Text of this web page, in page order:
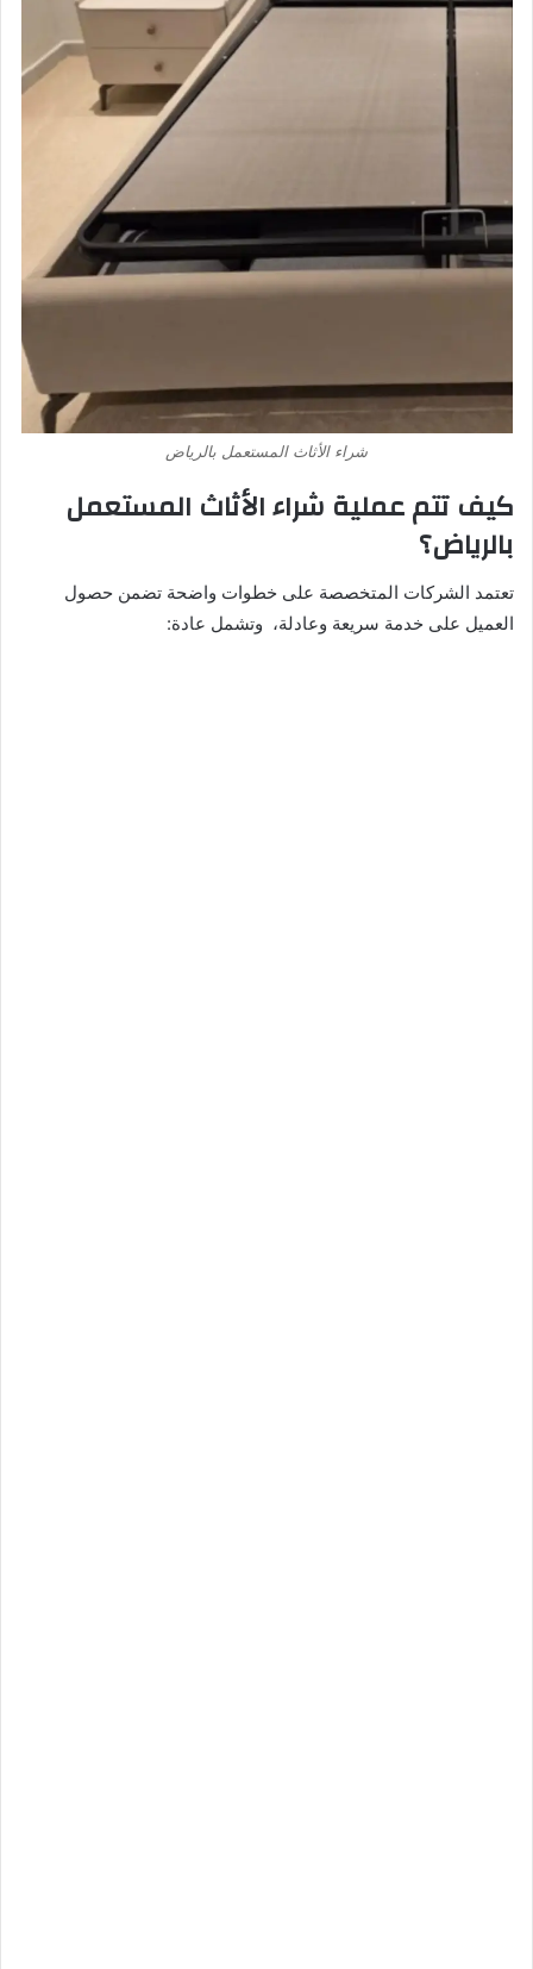
شراء الأثاث المستعمل بالرياض
كيف تتم عملية شراء الأثاث المستعمل
بالرياض؟
تعتمد الشركات المتخصصة على خطوات واضحة تضمن حصول
العميل على خدمة سريعة وعادلة، وتشمل عادة: